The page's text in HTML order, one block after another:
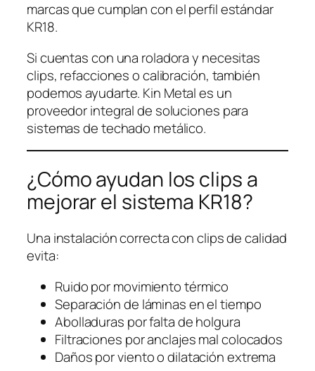
marcas que cumplan con el perfil estándar
KR18.
Si cuentas con una roladora y necesitas
clips, refacciones o calibración, también
podemos ayudarte. Kin Metal es un
proveedor integral de soluciones para
sistemas de techado metálico.
¿Cómo ayudan los clips a
mejorar el sistema KR18?
Una instalación correcta con clips de calidad
evita:
Ruido por movimiento térmico
Separación de láminas en el tiempo
Abolladuras por falta de holgura
Filtraciones por anclajes mal colocados
Daños por viento o dilatación extrema